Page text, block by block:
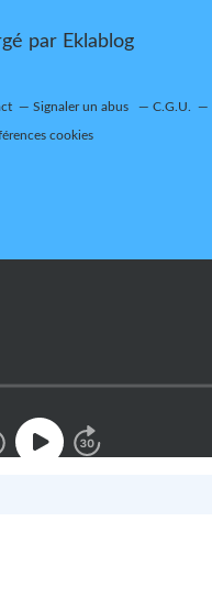
par Eklablog
Signaler un abus C.G.U.
cookies